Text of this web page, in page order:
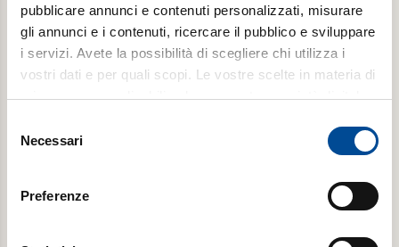
pubblicare annunci e contenuti personalizzati, misurare
gli annunci e i contenuti, ricercare il pubblico e sviluppare
i servizi. Avete la possibilità di scegliere chi utilizza i
vostri dati e per quali scopi. Le vostre scelte in materia di
privacy sono applicabili solo su questa proprietà digitale
modificare o revocare il proprio consenso in qualsiasi
momento dalla Dichiarazione sui cookie o facendo clic
delNecessari
Preferenze
Abbonamento annuale digitale
Gutenberg con Avvenire ogni venerdì, per 1 anno
€ 19,99